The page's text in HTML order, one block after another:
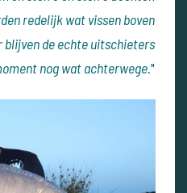
redelijk wat vissen boven
blijven de echte uitschieters
nog wat achterwege."